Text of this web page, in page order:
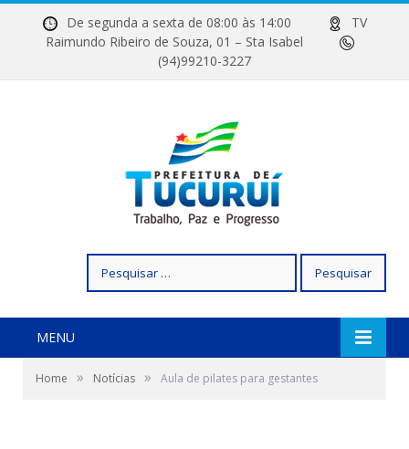
De segunda a sexta de 08:00 às 14:00
TV
Raimundo Ribeiro de Souza, 01 – Sta Isabel
(94)99210-3227
por:
MENU
Home » Notícias » Aula de pilates para gestantes